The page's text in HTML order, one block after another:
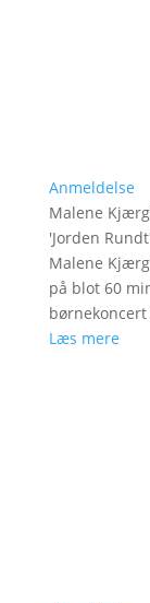
Anmeldelse
Malene
'Jorden Rundt'
Malene
på blot 60
Læs mere